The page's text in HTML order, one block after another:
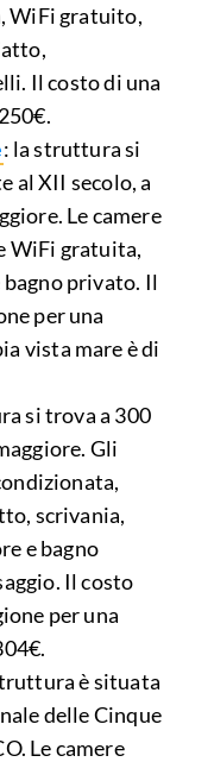
WiFi gratuito,
Il costo di una
: la struttura si
al XII secolo, a
Le camere
WiFi gratuita,
bagno privato. Il
per una
vista mare è di
si trova a 300
Gli
scrivania,
e bagno
Il costo
per una
è situata
delle Cinque
Le camere